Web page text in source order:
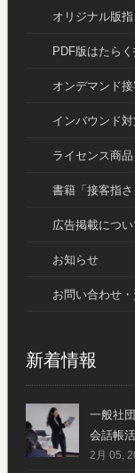
オリジナル版
PDF版はたら
オンデマンド
インバウンド
ライセンス商品
書籍「接客指
広告掲載につい
お知らせ
お問い合わせ
新着情報
一般社
会話帳
2月 05,